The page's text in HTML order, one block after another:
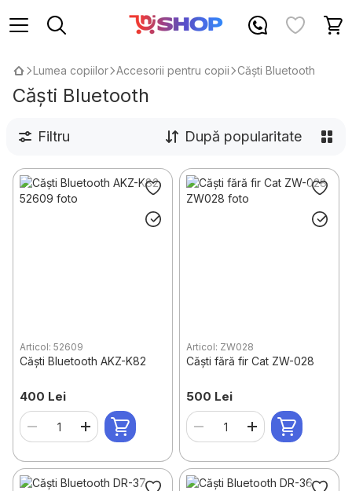
Lumea copiilor Accesorii pentru copii Căști Bluetooth
Căști Bluetooth
Filtru După popularitate
Articol: 52609
Căști Bluetooth AKZ-K82
400 Lei
Articol: ZW028
Căști fără fir Cat ZW-028
500 Lei